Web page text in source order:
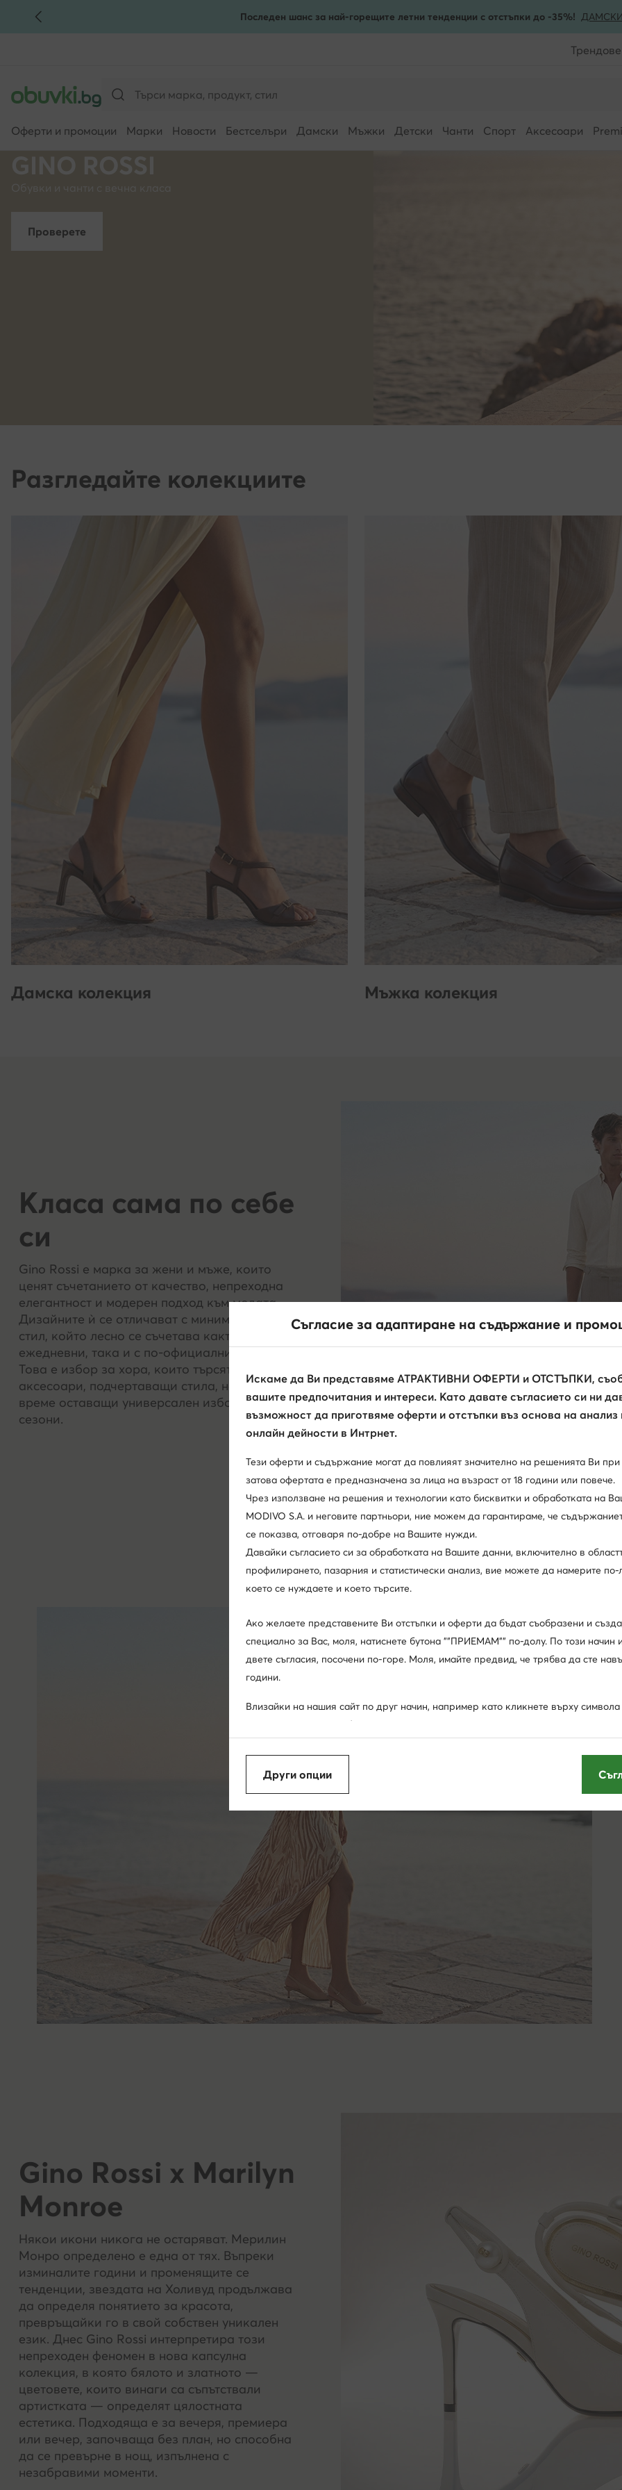
КЪМ ОСНОВНОТО СЪДЪРЖАНИЕ Последен шанс за най-горещите летни тенденции с отстъпки до -35%! ДАМСКИ
Трендове
Оферти и промоции Марки Новости Бестселъри Дамски Мъжки Детски Чанти Спорт Аксесоари
Проверете
Разгледайте колекциите
Дамска колекция Мъжка колекция
Класа сама по себе
си
Gino Rossi е марка за жени и мъже, които
ценят съчетанието от качество, непреходна
елегантност и модерен подход към модата.
Дизайните ѝ се отличават с минималистичен
стил, който лесно се съчетава както с
ежедневни, така и с по-официални визии.
Това е избор за хора, които търсят обувки и
аксесоари, подчертаващи стила, но в същото
време оставащи универсален избор за много
сезони.
Gino Rossi x Marilyn
Monroe
Някои икони никога не остаряват. Мерилин
Монро определено е една от тях. Въпреки
изминалите години и променящите се
тенденции, звездата на Холивуд продължава
да определя понятието за красота,
превръщайки го в свой собствен уникален
език. Днес Gino Rossi интерпретира този
непреходен феномен в нова капсулна
колекция, в която бялото и златното —
цветовете, които винаги са съпътствали
артистката — определят цялостната
естетика. Подходяща е за вечеря, премиера
или вечер, започваща без план, но способна
да се превърне в нощ, изпълнена с
незабравими моменти.
Съгласие за адаптиране на съдържание и
Искаме да Ви представяме АТРАКТИВНИ ОФЕРТИ и ОТСТЪПКИ,
вашите предпочитания и интереси. Като давате съгласието си ни
възможност да приготвяме оферти и отстъпки въз основа на
онлайн дейности в Интрнет.
Тези оферти и съдържание могат да повлияят значително на решенията Ви
затова офертата е предназначена за лица на възраст от 18 години или повече.
Чрез използване на решения и технологии като бисквитки и обработката на
MODIVO S.A. и неговите партньори, ние можем да гарантираме, че
се показва, отговаря по-добре на Вашите нужди.
Давайки съгласието си за обработката на Вашите данни, включително в
профилирането, пазарния и статистически анализ, вие можете да намерите по-
което се нуждаете и което търсите.
Ако желаете представените Ви отстъпки и оферти да бъдат съобразени и
специално за Вас, моля, натиснете бутона ""ПРИЕМАМ"" по-долу. По този начин
двете съгласия, посочени по-горе. Моля, имайте предвид, че трябва да сте
години.
Влизайки на нашия сайт по друг начин, например като кликнете върху
десен ъгъл на това табло, ще позволите на нас и на нашите партньори да
технологията ""бисквитки"" и да обработваме събраните по този начин данни
качеството на представената ви информация (чието съдържание обаче няма
съществено на избора Ви като потребител), освен ако настройките на Вашия
попречат да направим това.
Повече информация по-долу и в раздел ""Други опции"" (включително
управлявате съгласията си). Разбира се, можете също така да управлявате
раздела Политика за поверителност. Моля, имайте предвид, че даването на
доброволно. Ние се грижим за поверителността на личните Ви данни и Вашите
могат да бъдат оттеглени по всяко време, но това няма да повлияе на
на обработката, която сме извършили преди оттеглянето. Научете повече на
https://eobuvki.bg/b/politika-za-poveritelnost
списъка на нашите партньори.
Какви данни обработваме?
представената Ви информация. Тази технология се използва и от нашите
си сътрудничим, които също могат да инсталират такива файлове на Вашето
време на използването на нашите услуги. За да можем ние и нашите партньори
използваме тази технология за целите на предоставяне на електронни услуги
дайте ни изричното си съгласие за това, например като влезете на нашия
разрешите това в настройките на Вашия браузър.
Кога можете да оттеглите съгласието си за използване на файловете
Съгласието може да бъде оттеглено по всяко време - това обаче няма да
законосъобразността на обработката, която сме извършили преди оттеглянето.
Отказът от ""бисквитките"", които ни позволяват да показваме реклами,
интереси, не означава, че няма да получавате никакви реклами, когато
или други сайтове - в този случай все още ще получавате същия брой реклами,
Други опции